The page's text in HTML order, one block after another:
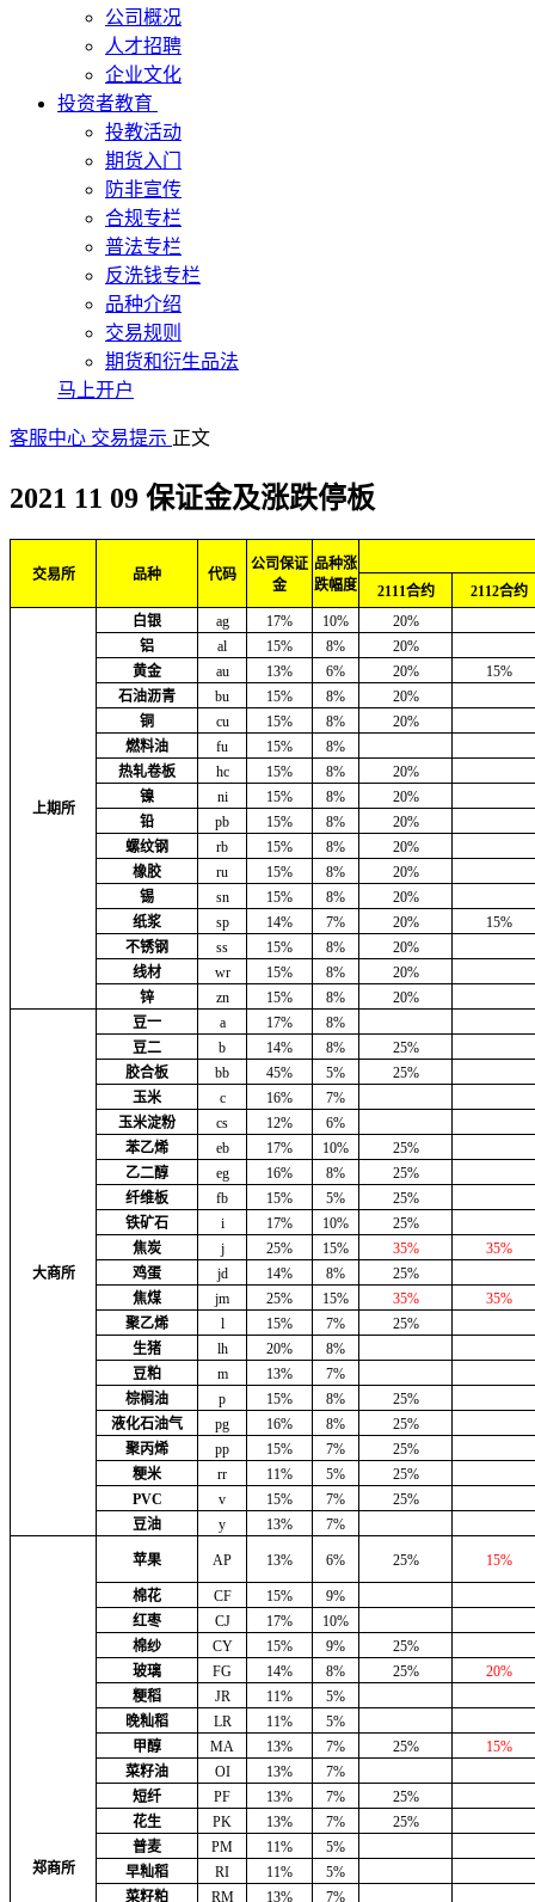
公司概况
人才招聘
企业文化
投资者教育
投教活动
期货入门
防非宣传
合规专栏
普法专栏
反洗钱专栏
品种介绍
交易规则
期货和衍生品法
马上开户
客服中心 交易提示 正文
2021 11 09 保证金及涨跌停板
交易所 品种 代码
公司保证
金
品种涨
跌幅度
2111合约 2112合约
上期所
白银 ag 17% 10%
20%
铝
al 15% 8%
20%
黄金
au 13% 6% 20%
15%
石油沥青
bu 15% 8%
20%
铜
cu 15% 8%
20%
燃料油
fu 15%
8%
热轧卷板
hc 15% 8%
20%
镍
ni 15% 8%
20%
铅
pb 15% 8%
20%
螺纹钢
rb 15% 8%
20%
橡胶
ru 15% 8%
20%
锡
sn 15% 8%
20%
纸浆
sp 14% 7% 20%
15%
不锈钢
ss 15% 8%
20%
线材
wr 15% 8%
20%
锌
zn 15% 8% 20%
大商所
豆一 a 17%
8%
豆二
b 14% 8%
25%
胶合板
bb 45% 5%
25%
玉米
c 16%
7%
玉米淀粉
cs 12%
6%
苯乙烯
eb 17% 10%
25%
乙二醇
eg 16% 8%
25%
纤维板
fb 15% 5%
25%
铁矿石
i 17% 10%
25%
焦炭
j 25% 15% 35%
35%
鸡蛋
jd 14% 8%
25%
焦煤
jm 25% 15% 35%
35%
聚乙烯
l 15% 7%
25%
生猪
lh 20%
8%
豆粕
m 13%
7%
棕榈油
p 15% 8%
25%
液化石油气
pg 16% 8%
25%
聚丙烯
pp 15% 7%
25%
粳米
rr 11% 5%
25%
PVC
v 15% 7%
25%
豆油
y 13% 7%
郑商所
苹果 AP 13% 6% 25% 15%
棉花 CF 15%
9%
红枣
CJ 17%
10%
棉纱
CY 15% 9%
25%
玻璃
FG 14% 8% 25%
20%
粳稻
JR 11%
5%
晚籼稻
LR 11%
5%
甲醇
MA 13% 7% 25%
15%
菜籽油
OI 13%
7%
短纤
PF 13% 7%
25%
花生
PK 13% 7%
25%
普麦
PM 11%
5%
早籼稻
RI 11%
5%
菜籽粕
RM 13% 7%